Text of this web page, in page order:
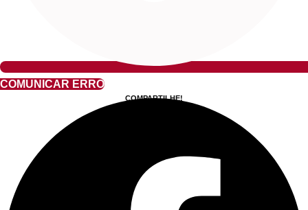
COMUNICAR ERRO
COMPARTILHE!